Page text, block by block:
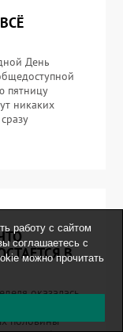
День
пятницу
никаких
В
оказалась
в качестве
половины
работу с сайтом
соглашаетесь с
можно прочитать